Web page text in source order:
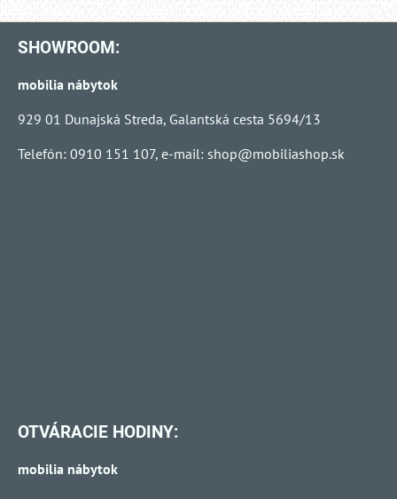
SHOWROOM:
mobilia nábytok
929 01 Dunajská Streda, Galantská cesta 5694/13
Telefón: 0910 151 107, e-mail: shop@mobiliashop.sk
OTVÁRACIE HODINY:
mobilia nábytok